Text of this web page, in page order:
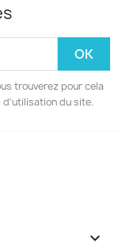
trouverez pour cela
du site.
